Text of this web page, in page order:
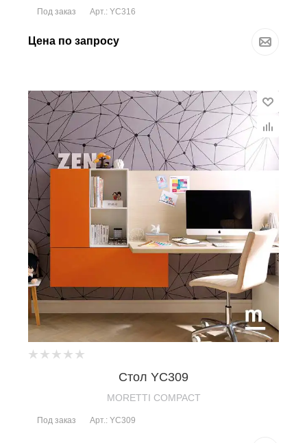
Под заказ Арт.: YC316
Цена по запросу
Стол YC309
MORETTI COMPACT
Под заказ Арт.: YC309